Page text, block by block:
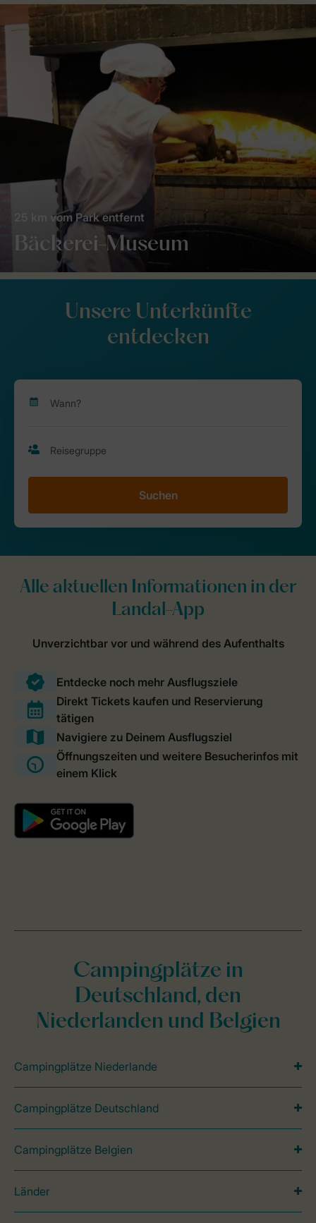
Bäckerei-Museum
25 km vom Park entfernt
Unsere Unterkünfte
entdecken
Suchen
Campingplätze in
Deutschland, den
Niederlanden und Belgien
Campingplätze Niederlande
Campingplätze Deutschland
Campingplätze Belgien
Länder